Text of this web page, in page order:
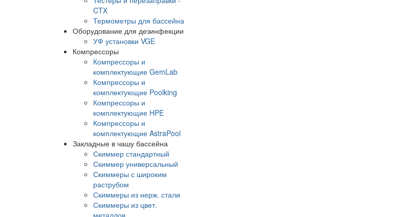
CTX
Термометры для бассейна
Оборудование для дезинфекции
УФ установки VGE
Компрессоры
Компрессоры и
комплектующие GemLab
Компрессоры и
комплектующие Poolking
Компрессоры и
комплектующие HPE
Компрессоры и
комплектующие AstraPool
Закладные в чашу бассейна
Скиммер стандартный
Скиммер универсальный
Скиммеры с широким
раструбом
Скиммеры из нерж. стали
Скиммеры из цвет.
металлов